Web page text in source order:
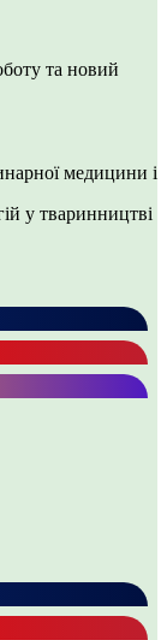
та новий
медицини і
у тваринництві